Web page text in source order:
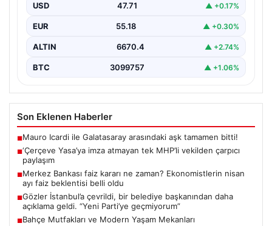
USD 47.71 ▲ +0.17%
EUR 55.18 ▲ +0.30%
ALTIN 6670.4 ▲ +2.74%
BTC 3099757 ▲ +1.06%
Son Eklenen Haberler
■Mauro Icardi ile Galatasaray arasındaki aşk tamamen bitti!
■‘Çerçeve Yasa’ya imza atmayan tek MHP’li vekilden çarpıcı
paylaşım
■Merkez Bankası faiz kararı ne zaman? Ekonomistlerin nisan
ayı faiz beklentisi belli oldu
■Gözler İstanbul’a çevrildi, bir belediye başkanından daha
açıklama geldi. “Yeni Parti’ye geçmiyorum”
■Bahçe Mutfakları ve Modern Yaşam Mekanları